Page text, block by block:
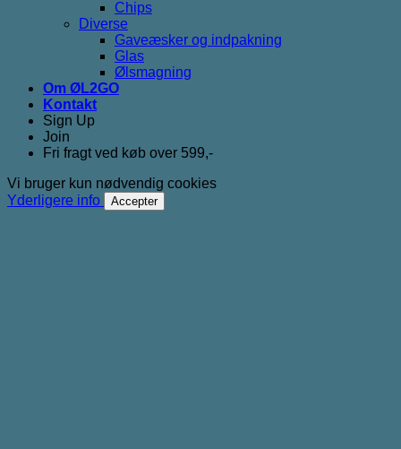
Chips
Diverse
Gaveæsker og indpakning
Glas
Ølsmagning
Om ØL2GO
Kontakt
Sign Up
Join
Fri fragt ved køb over 599,-
Vi bruger kun nødvendig cookies
Yderligere info
Accepter